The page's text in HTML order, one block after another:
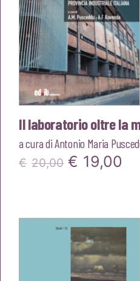
Il laboratorio oltre la
a cura diAntonio Maria
€ 20,00 Il
era:
€20,00.
€ 19,00
è: